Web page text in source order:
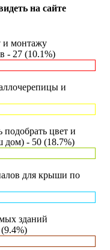
на сайте
и монтажу
- 27 (10.1%)
и
подобрать цвет и
дом) - 50 (18.7%)
для крыши по
зданий